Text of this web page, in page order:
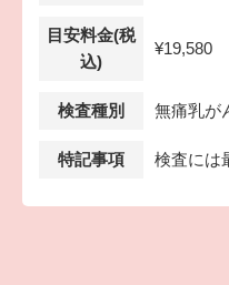
目安料金(税
込)
¥19,580
検査種別 無痛乳が
特記事項 検査には